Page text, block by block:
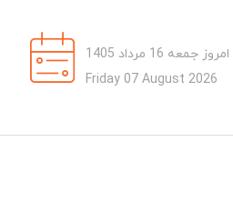
امروز جمعه 16 مرداد 1405
Friday 07 August 2026